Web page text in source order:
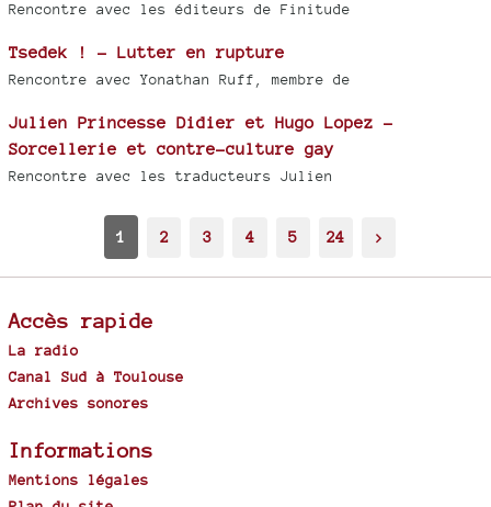
Rencontre avec les éditeurs de Finitude
Tsedek ! - Lutter en rupture
Rencontre avec Yonathan Ruff, membre de
Julien Princesse Didier et Hugo Lopez -
Sorcellerie et contre-culture gay
Rencontre avec les traducteurs Julien
1 2 3 4 5 24 >
Accès rapide
La radio
Canal Sud à Toulouse
Archives sonores
Informations
Mentions légales